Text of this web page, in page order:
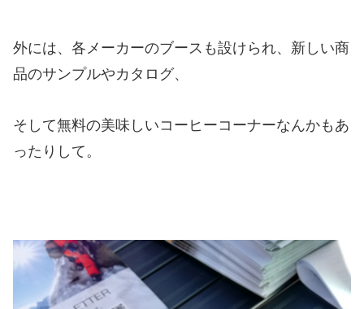
外には、各メーカーのブースも設けられ、新しい商
品のサンプルやカタログ、
そして無料の美味しいコーヒーコーナーなんかもあ
ったりして。